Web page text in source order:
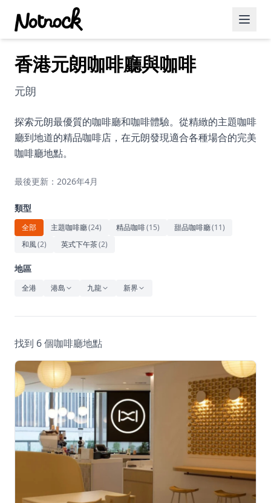
精選活動
博客文章
約會好去處
美食佳餚
運動
藝術文化
休閒
香港元朗咖啡廳與咖啡
元朗
探索元朗最優質的咖啡廳和咖啡體驗。從精緻的主題咖啡
廳到地道的精品咖啡店，在元朗發現適合各種場合的完美
咖啡廳地點。
最後更新：2026年4月
類型
全部 主題咖啡廳(24) 精品咖啡(15) 甜品咖啡廳(11)
和風(2) 英式下午茶(2)
地區
全港 港島 九龍 新界
找到 6 個咖啡廳地點